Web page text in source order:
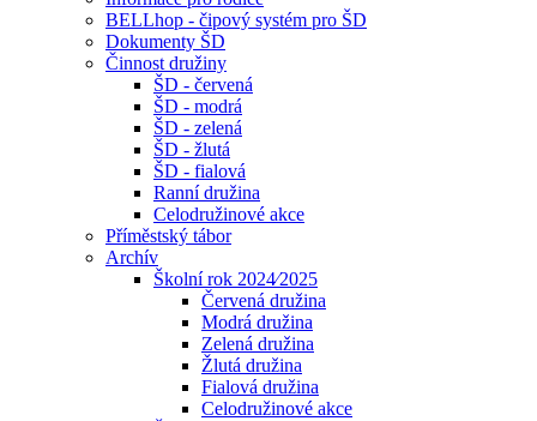
BELLhop - čipový systém pro ŠD
Dokumenty ŠD
Činnost družiny
ŠD - červená
ŠD - modrá
ŠD - zelená
ŠD - žlutá
ŠD - fialová
Ranní družina
Celodružinové akce
Příměstský tábor
Archív
Školní rok 2024⁄2025
Červená družina
Modrá družina
Zelená družina
Žlutá družina
Fialová družina
Celodružinové akce